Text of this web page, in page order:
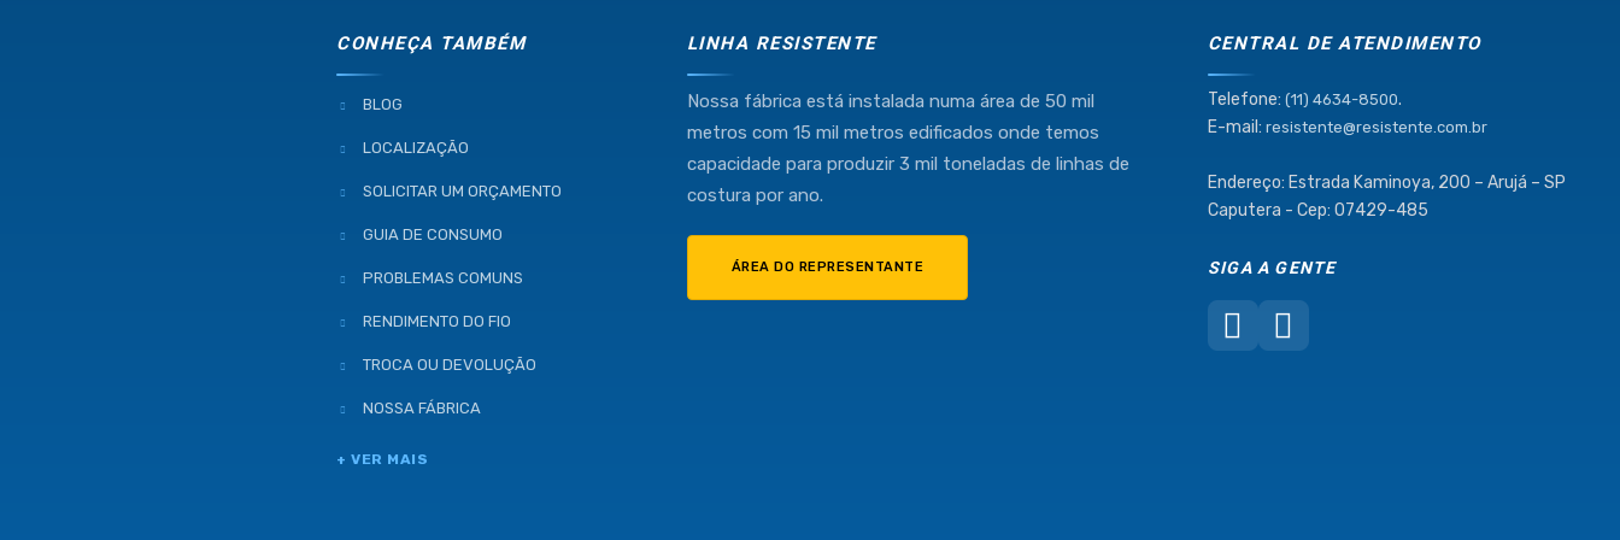
CONHEÇA TAMBÉM
BLOG
LOCALIZAÇÃO
SOLICITAR UM ORÇAMENTO
GUIA DE CONSUMO
PROBLEMAS COMUNS
RENDIMENTO DO FIO
TROCA OU DEVOLUÇÃO
NOSSA FÁBRICA
+ VER MAIS
LINHA RESISTENTE
Nossa fábrica está instalada numa área de 50 mil
metros com 15 mil metros edificados onde temos
capacidade para produzir 3 mil toneladas de linhas de
costura por ano.
ÁREA DO REPRESENTANTE
CENTRAL DE ATENDIMENTO
Telefone: (11) 4634-8500.
E-mail: resistente@resistente.com.br
Endereço: Estrada Kaminoya, 200 – Arujá – SP
Caputera - Cep: 07429-485
SIGA A GENTE